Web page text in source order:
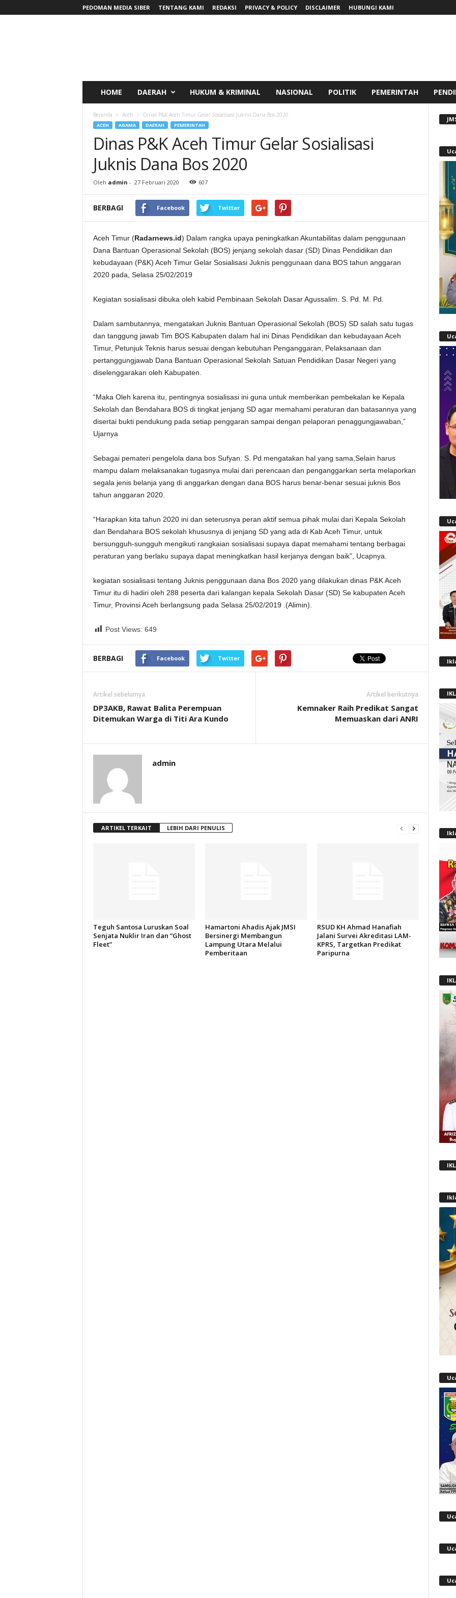
PEDOMAN MEDIA SIBER TENTANG KAMI REDAKSI PRIVACY & POLICY DISCLAIMER HUBUNGI KAMI
HOME DAERAH HUKUM & KRIMINAL NASIONAL POLITIK PEMERINTAH
Beranda Aceh Dinas P&K Aceh Timur Gelar Sosialisasi Juknis Dana Bos 2020
ACEH AGAMA DAERAH PEMERINTAH
Dinas P&K Aceh Timur Gelar Sosialisasi
Juknis Dana Bos 2020
Oleh admin - 27 Februari 2020 607
BERBAGI Facebook Twitter
Aceh Timur (Radarnews.id) Dalam rangka upaya peningkatkan Akuntabilitas dalam penggunaan
Dana Bantuan Operasional Sekolah (BOS) jenjang sekolah dasar (SD) Dinas Pendidikan dan
kebudayaan (P&K) Aceh Timur Gelar Sosialisasi Juknis penggunaan dana BOS tahun anggaran
2020 pada, Selasa 25/02/2019
Kegiatan sosialisasi dibuka oleh kabid Pembinaan Sekolah Dasar Agussalim. S. Pd. M. Pd.
Dalam sambutannya, mengatakan Juknis Bantuan Operasional Sekolah (BOS) SD salah satu tugas
dan tanggung jawab Tim BOS Kabupaten dalam hal ini Dinas Pendidikan dan kebudayaan Aceh
Timur, Petunjuk Teknis harus sesuai dengan kebutuhan Penganggaran, Pelaksanaan dan
pertanggungjawab Dana Bantuan Operasional Sekolah Satuan Pendidikan Dasar Negeri yang
diselenggarakan oleh Kabupaten.
“Maka Oleh karena itu, pentingnya sosialisasi ini guna untuk memberikan pembekalan ke Kepala
Sekolah dan Bendahara BOS di tingkat jenjang SD agar memahami peraturan dan batasannya yang
disertai bukti pendukung pada setiap penggaran sampai dengan pelaporan penaggungjawaban,”
Ujarnya
Sebagai pemateri pengelola dana bos Sufyan. S. Pd.mengatakan hal yang sama,Selain harus
mampu dalam melaksanakan tugasnya mulai dari perencaan dan penganggarkan serta melaporkan
segala jenis belanja yang di anggarkan dengan dana BOS harus benar-benar sesuai juknis Bos
tahun anggaran 2020.
“Harapkan kita tahun 2020 ini dan seterusnya peran aktif semua pihak mulai dari Kepala Sekolah
dan Bendahara BOS sekolah khususnya di jenjang SD yang ada di Kab Aceh Timur, untuk
bersungguh-sungguh mengikuti rangkaian sosialisasi supaya dapat memahami tentang berbagai
peraturan yang berlaku supaya dapat meningkatkan hasil kerjanya dengan baik”, Ucapnya.
kegiatan sosialisasi tentang Juknis penggunaan dana Bos 2020 yang dilakukan dinas P&K Aceh
Timur itu di hadiri oleh 288 peserta dari kalangan kepala Sekolah Dasar (SD) Se kabupaten Aceh
Timur, Provinsi Aceh berlangsung pada Selasa 25/02/2019 .(Alimin).
Post Views: 649
BERBAGI Facebook Twitter
Artikel sebelumya
DP3AKB, Rawat Balita Perempuan
Ditemukan Warga di Titi Ara Kundo
Artikel berikutnya
Kemnaker Raih Predikat Sangat
Memuaskan dari ANRI
admin
ARTIKEL TERKAIT LEBIH DARI PENULIS
Teguh Santosa Luruskan Soal
Senjata Nuklir Iran dan “Ghost
Fleet”
Hamartoni Ahadis Ajak JMSI
Bersinergi Membangun
Lampung Utara Melalui
Pemberitaan
RSUD KH Ahmad Hanafiah
Jalani Survei Akreditasi LAM-
KPRS, Targetkan Predikat
Paripurna